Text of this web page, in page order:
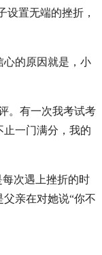
设置无端的挫折，
心的原因就是，小
。有一次我考试考
止一门满分，我的
每次遇上挫折的时
亲在对她说“你不